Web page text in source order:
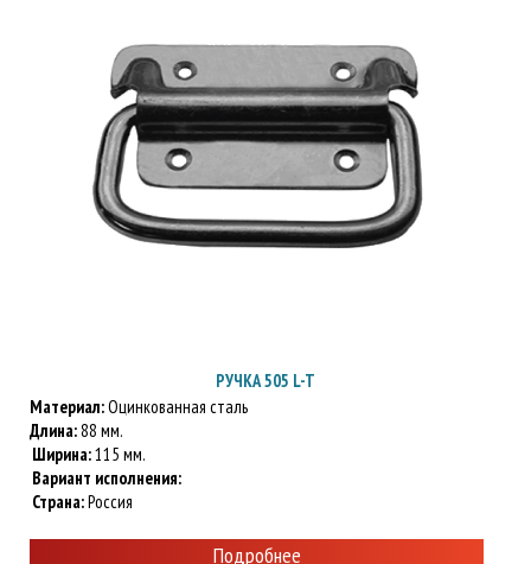
РУЧКА 505 L-T
Материал:Оцинкованная сталь
Длина:88 мм.
Ширина:115 мм.
Вариант исполнения:
Страна:Россия
Подробнее